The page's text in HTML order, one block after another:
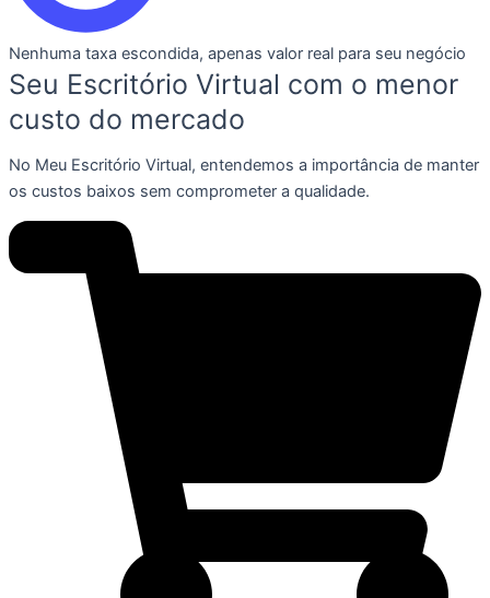
Nenhuma taxa escondida, apenas valor real para seu negócio
Seu Escritório Virtual com o menor
custo do mercado
No Meu Escritório Virtual, entendemos a importância de manter
os custos baixos sem comprometer a qualidade.